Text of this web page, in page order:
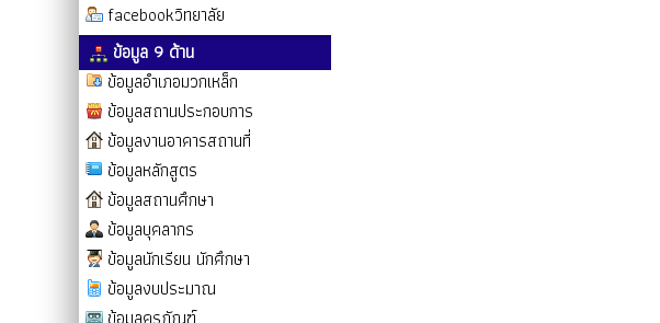
facebookวิทยาลัย
ข้อมูล 9 ด้าน
ข้อมูลอำเภอมวกเหล็ก
ข้อมูลสถานประกอบการ
ข้อมูลงานอาคารสถานที่
ข้อมูลหลักสูตร
ข้อมูลสถานศึกษา
ข้อมูลบุคลากร
ข้อมูลนักเรียน นักศึกษา
ข้อมูลงบประมาณ